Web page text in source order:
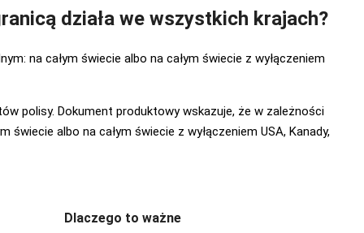
działa we wszystkich krajach?
na całym świecie albo na całym świecie z wyłączeniem
polisy. Dokument produktowy wskazuje, że w zależności
albo na całym świecie z wyłączeniem USA, Kanady,
Dlaczego to ważne